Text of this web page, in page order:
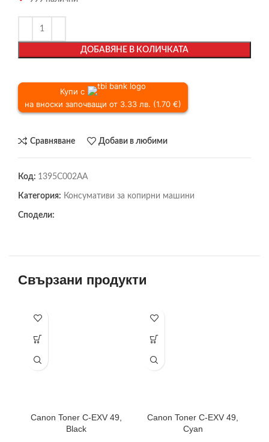
ДОБАВЯНЕ В КОЛИЧКАТА
Купи с
на вноски започващи от 3.33 лв. (1.70 €)
Сравняване Добави в любими
Код: 1395C002AA
Категория: Консумативи за копирни машини
Сподели:
Свързани продукти
Canon Toner C-EXV 49,
Black
Canon Toner C-EXV 49,
Cyan